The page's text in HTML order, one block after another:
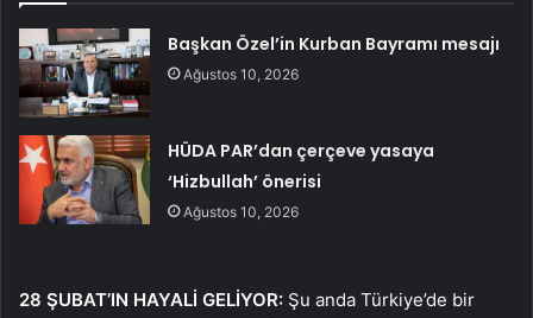
Başkan Özel’in Kurban Bayramı mesajı
Ağustos 10, 2026
HÜDA PAR’dan çerçeve yasaya
‘Hizbullah’ önerisi
Ağustos 10, 2026
28 ŞUBAT’IN HAYALİ GELİYOR: Şu anda Türkiye’de bir